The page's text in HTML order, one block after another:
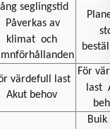
seglingstid
Påverkas av
klimat och
värdefull last
Akut behov
För
last